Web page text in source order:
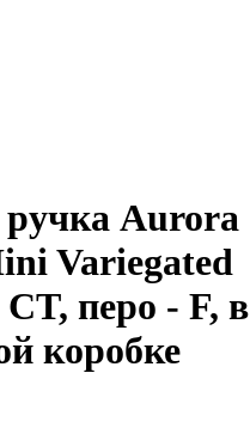
Aurora
Variegated
перо - F, в
коробке